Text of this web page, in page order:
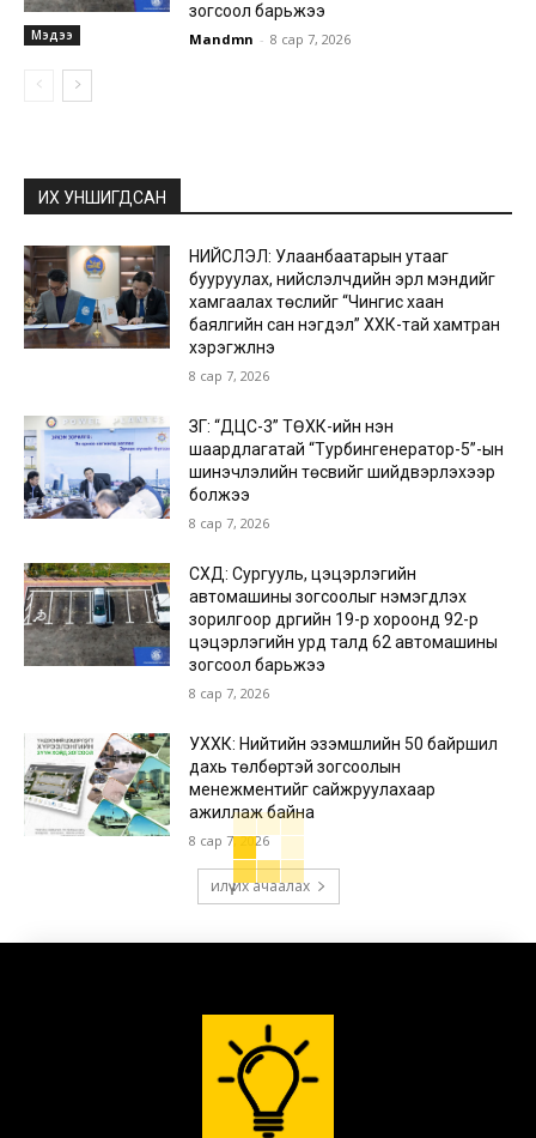
Мэдээ
зогсоол барьжээ
Mandmn - 8 сар 7, 2026
ИХ УНШИГДСАН
НИЙСЛЭЛ: Улаанбаатарын утааг
бууруулах, нийслэлчүүдийн эрүүл мэндийг
хамгаалах төслийг “Чингис хаан
баялгийн сан нэгдэл” ХХК-тай хамтран
хэрэгжүүлнэ
8 сар 7, 2026
ЗГ: “ДЦС-3” ТӨХК-ийн нэн
шаардлагатай “Турбингенератор-5”-ын
шинэчлэлийн төсвийг шийдвэрлэхээр
болжээ
8 сар 7, 2026
СХД: Сургууль, цэцэрлэгийн
автомашины зогсоолыг нэмэгдүүлэх
зорилгоор дүүргийн 19-р хороонд 92-р
цэцэрлэгийн урд талд 62 автомашины
зогсоол барьжээ
8 сар 7, 2026
УХХК: Нийтийн эзэмшлийн 50 байршил
дахь төлбөртэй зогсоолын
менежментийг сайжруулахаар
ажиллаж байна
8 сар 7, 2026
илүү их ачаалах